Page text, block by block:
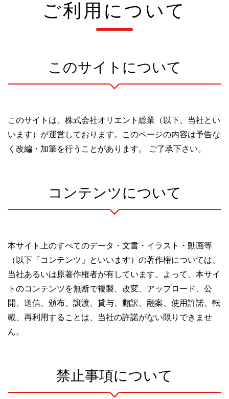
ご利用について
このサイトについて
このサイトは、株式会社オリエント総業（以下、当社とい
います）が運営しております。このページの内容は予告な
く改編・加筆を行うことがあります。 ご了承下さい。
コンテンツについて
本サイト上のすべてのデータ・文書・イラスト・動画等
（以下「コンテンツ」といいます）の著作権については、
当社あるいは原著作権者が有しています。よって、本サイ
トのコンテンツを無断で複製、改変、アップロード、公
開、送信、頒布、譲渡、貸与、翻訳、翻案、使用許諾、転
載、再利用することは、当社の許諾がない限りできませ
ん。
禁止事項について